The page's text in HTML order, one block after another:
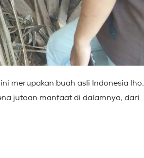
merupakan buah asli Indonesia lho.
jutaan manfaat di dalamnya, dari